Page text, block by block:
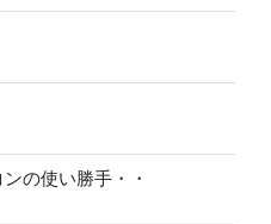
の使い勝手・・